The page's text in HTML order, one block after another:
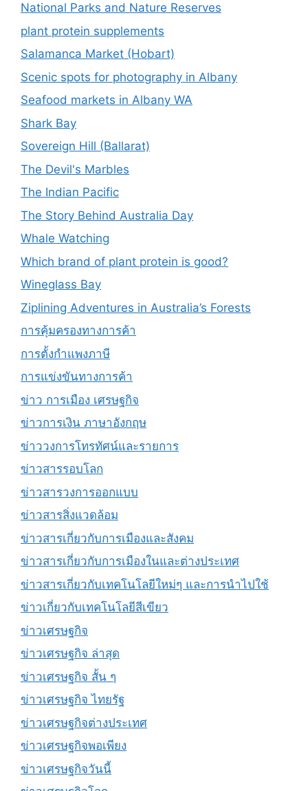
National Parks and Nature Reserves
plant protein supplements
Salamanca Market (Hobart)
Scenic spots for photography in Albany
Seafood markets in Albany WA
Shark Bay
Sovereign Hill (Ballarat)
The Devil's Marbles
The Indian Pacific
The Story Behind Australia Day
Whale Watching
Which brand of plant protein is good?
Wineglass Bay
Ziplining Adventures in Australia’s Forests
การคุ้มครองทางการค้า
การตั้งกำแพงภาษี
การแข่งขันทางการค้า
ข่าว การเมือง เศรษฐกิจ
ข่าวการเงิน ภาษาอังกฤษ
ข่าววงการโทรทัศน์และรายการ
ข่าวสารรอบโลก
ข่าวสารวงการออกแบบ
ข่าวสารสิ่งแวดล้อม
ข่าวสารเกี่ยวกับการเมืองและสังคม
ข่าวสารเกี่ยวกับการเมืองในและต่างประเทศ
ข่าวสารเกี่ยวกับเทคโนโลยีใหม่ๆ และการนำไปใช้
ข่าวเกี่ยวกับเทคโนโลยีสีเขียว
ข่าวเศรษฐกิจ
ข่าวเศรษฐกิจ ล่าสุด
ข่าวเศรษฐกิจ สั้น ๆ
ข่าวเศรษฐกิจ ไทยรัฐ
ข่าวเศรษฐกิจต่างประเทศ
ข่าวเศรษฐกิจพอเพียง
ข่าวเศรษฐกิจวันนี้